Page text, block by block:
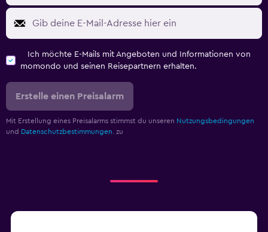
Ich möchte E-Mails mit Angeboten und Informationen von
momondo und seinen Reisepartnern erhalten.
Erstelle einen Preisalarm
Mit Erstellung eines Preisalarms stimmst du unseren Nutzungsbedingungen
und Datenschutzbestimmungen. zu